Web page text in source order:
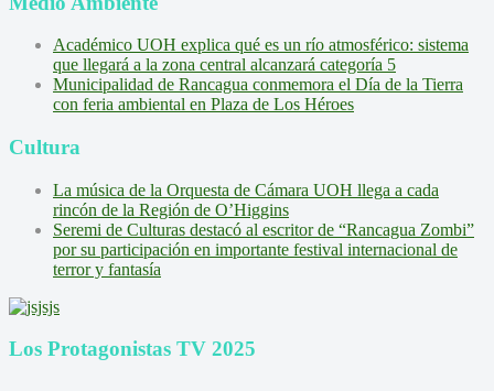
Académico UOH explica qué es un río atmosférico: sistema
que llegará a la zona central alcanzará categoría 5
Municipalidad de Rancagua conmemora el Día de la Tierra
con feria ambiental en Plaza de Los Héroes
Cultura
La música de la Orquesta de Cámara UOH llega a cada
rincón de la Región de O’Higgins
Seremi de Culturas destacó al escritor de “Rancagua Zombi”
por su participación en importante festival internacional de
terror y fantasía
Los Protagonistas TV 2025